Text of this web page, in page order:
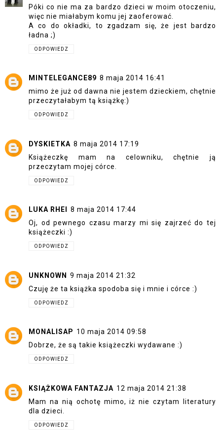
Póki co nie ma za bardzo dzieci w moim otoczeniu,
więc nie miałabym komu jej zaoferować.
A co do okładki, to zgadzam się, że jest bardzo
ładna ;)
ODPOWIEDZ
MINTELEGANCE89 8 maja 2014 16:41
mimo że już od dawna nie jestem dzieckiem, chętnie
przeczytałabym tą książkę:)
ODPOWIEDZ
DYSKIETKA 8 maja 2014 17:19
Książeczkę mam na celowniku, chętnie ją
przeczytam mojej córce.
ODPOWIEDZ
LUKA RHEI
8 maja 2014 17:44
Oj, od pewnego czasu marzy mi się zajrzeć do tej
książeczki :)
ODPOWIEDZ
UNKNOWN
9 maja 2014 21:32
Czuję że ta książka spodoba się i mnie i córce :)
ODPOWIEDZ
MONALISAP 10 maja 2014 09:58
Dobrze, że są takie książeczki wydawane :)
ODPOWIEDZ
KSIĄŻKOWA FANTAZJA 12 maja 2014 21:38
Mam na nią ochotę mimo, iż nie czytam literatury
dla dzieci.
ODPOWIEDZ